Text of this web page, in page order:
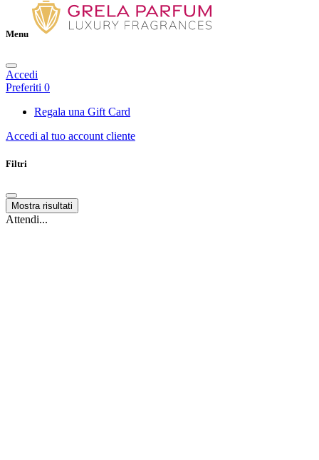
Menu
Accedi
Preferiti 0
Regala una Gift Card
Accedi al tuo account cliente
Filtri
Mostra risultati
Attendi...